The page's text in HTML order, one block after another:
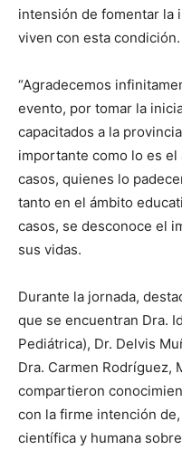
intensión de fomentar la
viven con esta condición.
“Agradecemos
evento, por tomar la
capacitados a la
importante como lo es el
casos, quienes lo
tanto en el ámbito
casos, se desconoce el
sus vidas.
Durante la jornada,
que se encuentran Dra.
Pediátrica), Dr. Delvis
Dra. Carmen Rodríguez,
compartieron
con la firme intención
científica y humana